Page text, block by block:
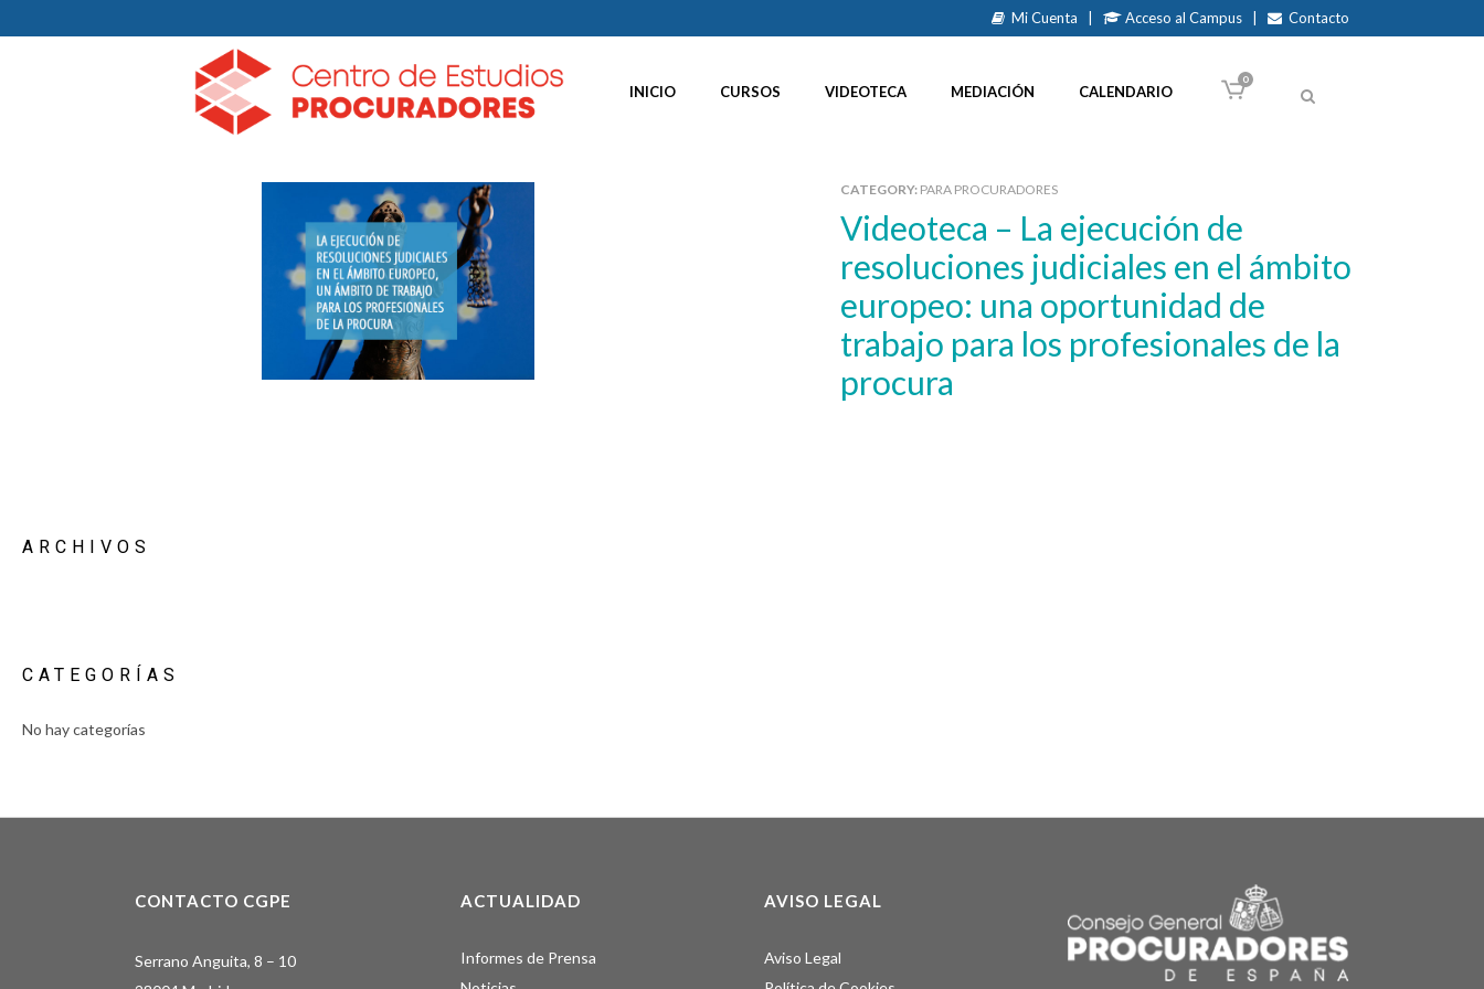
Mi Cuenta Acceso al Campus Contacto
0
INICIO CURSOS VIDEOTECA MEDIACIÓN CALENDARIO
CATEGORY: PARA PROCURADORES
Videoteca – La ejecución de
resoluciones judiciales en el ámbito
europeo: una oportunidad de
trabajo para los profesionales de la
procura
ARCHIVOS
CATEGORÍAS
No hay categorías
CONTACTO CGPE
Serrano Anguita, 8 – 10
ACTUALIDAD
Informes de Prensa
AVISO LEGAL
Aviso Legal